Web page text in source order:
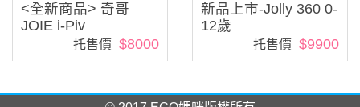
<全新商品> 奇哥
JOIE i-Piv
托售價 $8000
新品上市-Jolly 360 0-
12歲
托售價 $9900